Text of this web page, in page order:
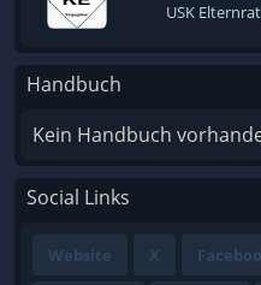
USK
Handbuch
Kein Handbuch
Social Links
Website X